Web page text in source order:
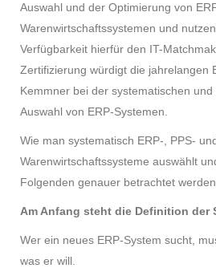
Auswahl und der Optimierung von
Warenwirtschaftssystemen und
Verfügbarkeit hierfür den IT-
Zertifizierung würdigt die jahrelangen
Kemmner bei der systematischen
Auswahl von ERP-Systemen.
Wie man systematisch ERP-, PPS-
Warenwirtschaftssysteme auswählt
Folgenden genauer betrachtet
Am Anfang steht die Definition der
Wer ein neues ERP-System sucht,
was er will.